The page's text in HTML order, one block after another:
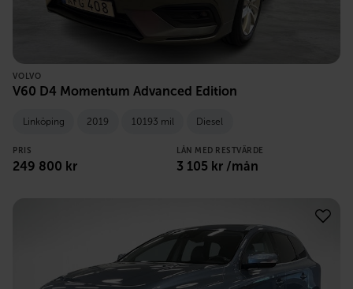
VOLVO
V60 D4 Momentum Advanced Edition
Linköping 2019 10193 mil Diesel
PRIS
249 800 kr
LÅN MED RESTVÄRDE
3 105 kr /mån